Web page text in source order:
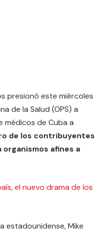
presionó este miércoles
de la Salud (OPS) a
médicos de Cuba a
de los contribuyentes
afines a
el nuevo drama de los
estadounidense, Mike